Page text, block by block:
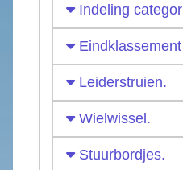
Indeling
Leiderstruien.
Wielwissel.
Stuurbordjes.